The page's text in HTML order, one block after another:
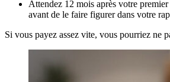
Attendez 12 mois après votre
avant de le faire figurer dans votre
Si vous payez assez vite, vous pourriez ne